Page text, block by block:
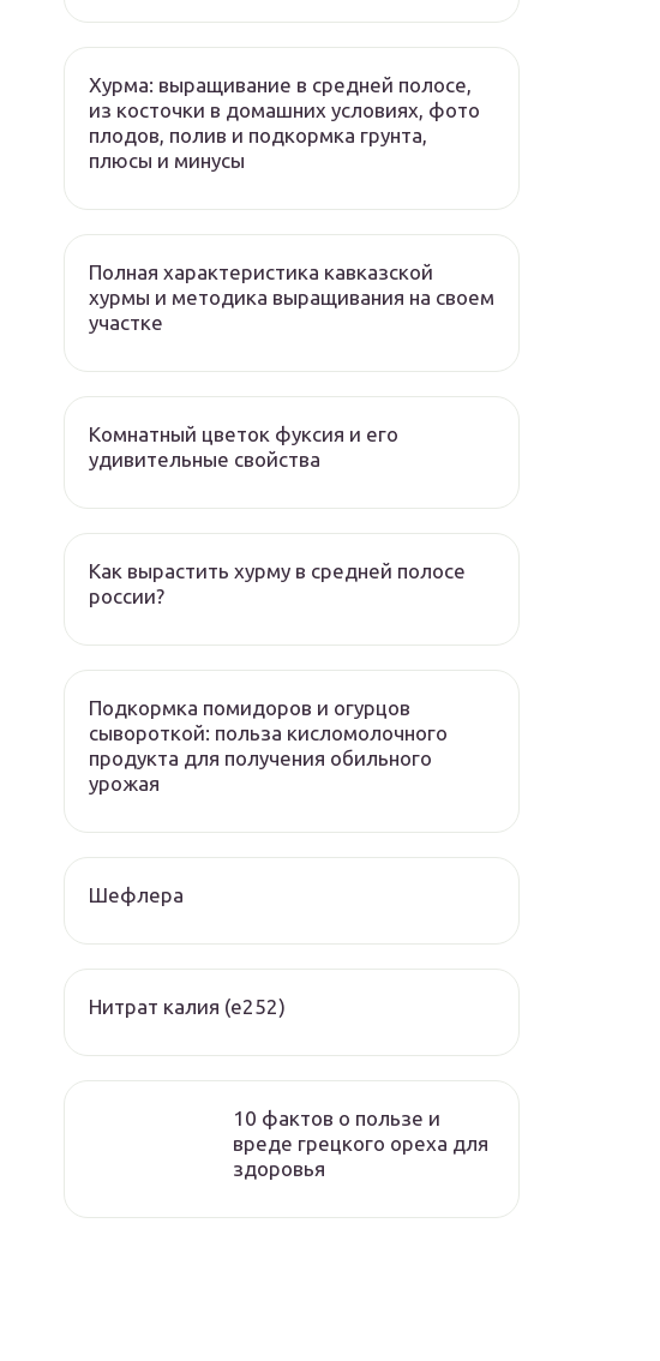
Хурма: выращивание в средней полосе,
из косточки в домашних условиях, фото
плодов, полив и подкормка грунта,
плюсы и минусы
Полная характеристика кавказской
хурмы и методика выращивания на своем
участке
Комнатный цветок фуксия и его
удивительные свойства
Как вырастить хурму в средней полосе
россии?
Подкормка помидоров и огурцов
сывороткой: польза кисломолочного
продукта для получения обильного
урожая
Шефлера
Нитрат калия (е252)
10 фактов о пользе и
вреде грецкого ореха для
здоровья